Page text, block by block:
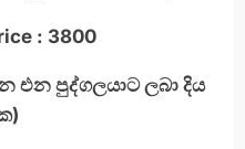
: 3800
එන පුද්ගලයාට ලබා දිය